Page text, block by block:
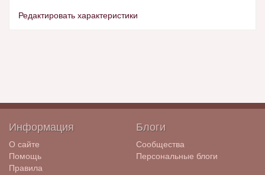
Редактировать характеристики
Информация
О сайте
Помощь
Правила
Блоги
Сообщества
Персональные блоги